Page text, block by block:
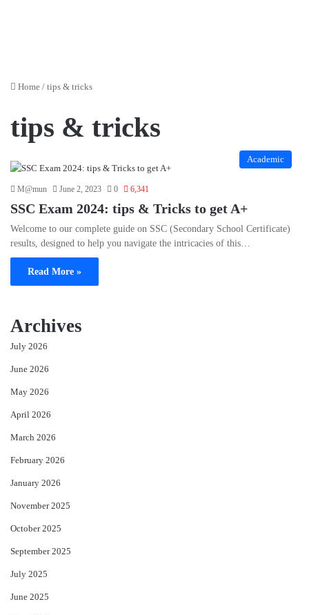
Home / tips & tricks
tips & tricks
Academic
M@mun June 2, 2023 0 6,341
SSC Exam 2024: tips & Tricks to get A+
Welcome to our complete guide on SSC (Secondary School Certificate)
results, designed to help you navigate the intricacies of this…
Read More »
Archives
July 2026
June 2026
May 2026
April 2026
March 2026
February 2026
January 2026
November 2025
October 2025
September 2025
July 2025
June 2025